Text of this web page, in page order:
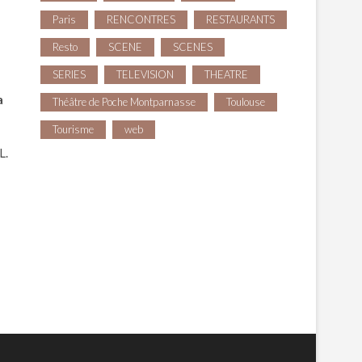
Paris RENCONTRES RESTAURANTS
Resto SCENE SCENES
SERIES TELEVISION THEATRE
Théâtre de Poche Montparnasse Toulouse
Tourisme web